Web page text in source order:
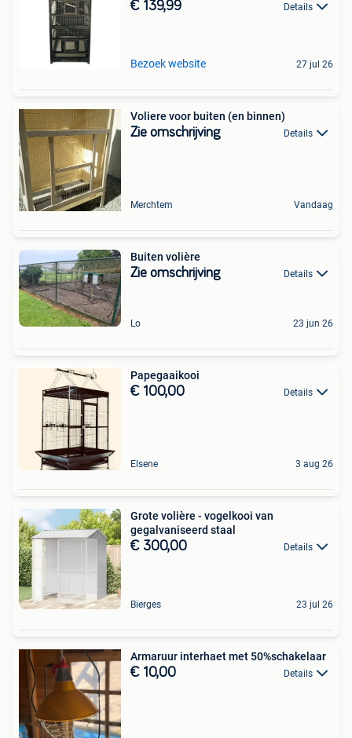
€ 139,99 Details
Bezoek website 27 jul 26
Voliere voor buiten (en binnen)
Zie omschrijving Details
Merchtem Vandaag
Buiten volière
Zie omschrijving Details
Lo 23 jun 26
Papegaaikooi
€ 100,00 Details
Elsene 3 aug 26
Grote volière - vogelkooi van
gegalvaniseerd staal
€ 300,00 Details
Bierges 23 jul 26
Armaruur interhaet met 50%schakelaar
€ 10,00 Details